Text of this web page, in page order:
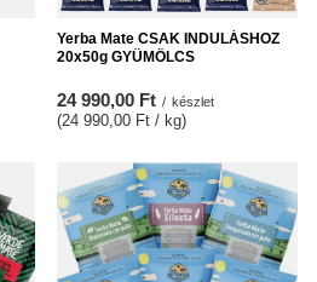
Yerba Mate CSAK INDULÁSHOZ
20x50g GYÜMÖLCS
24 990,00 Ft / készlet
(24 990,00 Ft / kg)